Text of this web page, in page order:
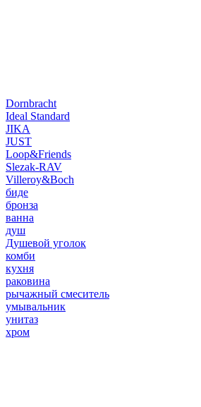
Dornbracht
Ideal Standard
JIKA
JUST
Loop&Friends
Slezak-RAV
Villeroy&Boch
биде
бронза
ванна
душ
Душевой уголок
комби
кухня
раковина
рычажный смеситель
умывальник
унитаз
хром